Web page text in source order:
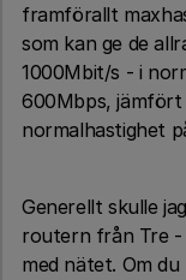
framförallt
som kan ge de
1000Mbit/s - i
600Mbps, jämfört
normalhastighet
Generellt skulle
routern från Tre
med nätet. Om